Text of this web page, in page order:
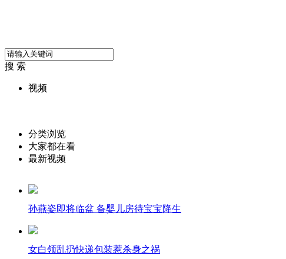
搜 索
视频
分类浏览
大家都在看
最新视频
孙燕姿即将临盆 备婴儿房待宝宝降生
女白领乱扔快递包装惹杀身之祸